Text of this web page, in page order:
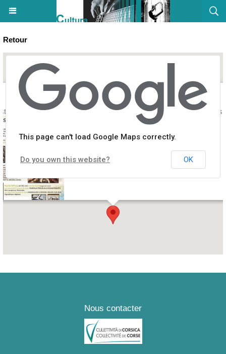
Retour
enfants / ados durant les vacances - Parc Galea - Tagliu è
This page can't load Google Maps correctly.
Do you own this website? OK
Nous contacter